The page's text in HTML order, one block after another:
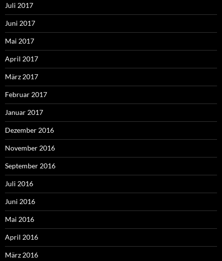
Juli 2017
Juni 2017
Mai 2017
April 2017
März 2017
Februar 2017
Januar 2017
Dezember 2016
November 2016
September 2016
Juli 2016
Juni 2016
Mai 2016
April 2016
März 2016